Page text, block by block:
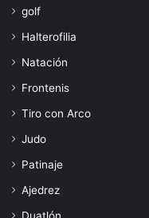
golf
Halterofilia
Natación
Frontenis
Tiro con Arco
Judo
Patinaje
Ajedrez